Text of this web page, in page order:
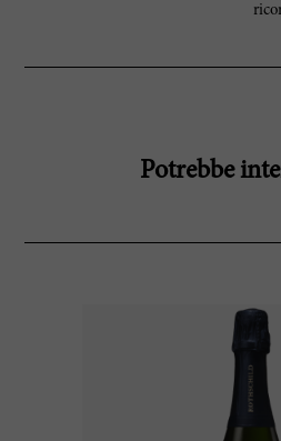
Potrebbe